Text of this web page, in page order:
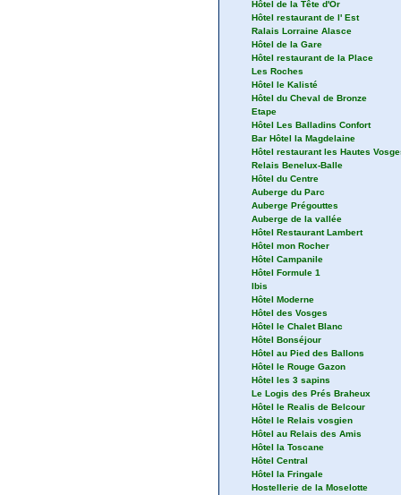
Hôtel de la Tête d'Or
Hôtel restaurant de l' Est
Ralais Lorraine Alasce
Hôtel de la Gare
Hôtel restaurant de la Place
Les Roches
Hôtel le Kalisté
Hôtel du Cheval de Bronze
Etape
Hôtel Les Balladins Confort
Bar Hôtel la Magdelaine
Hôtel restaurant les Hautes
Relais Benelux-Balle
Hôtel du Centre
Auberge du Parc
Auberge Prégouttes
Auberge de la vallée
Hôtel Restaurant Lambert
Hôtel mon Rocher
Hôtel Campanile
Hôtel Formule 1
Ibis
Hôtel Moderne
Hôtel des Vosges
Hôtel le Chalet Blanc
Hôtel Bonséjour
Hôtel au Pied des Ballons
Hôtel le Rouge Gazon
Hôtel les 3 sapins
Le Logis des Prés Braheux
Hôtel le Realis de Belcour
Hôtel le Relais vosgien
Hôtel au Relais des Amis
Hôtel la Toscane
Hôtel Central
Hôtel la Fringale
Hostellerie de la Moselotte